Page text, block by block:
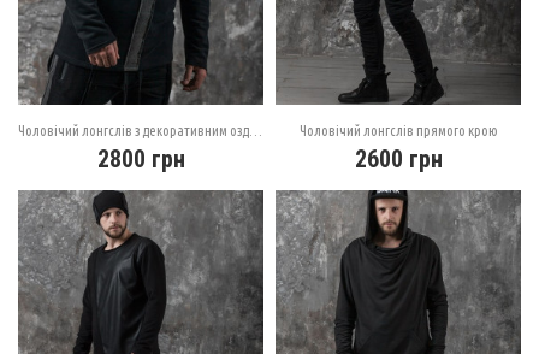
2800 грн
Чоловічий лонгслів прямого крою
2600 грн